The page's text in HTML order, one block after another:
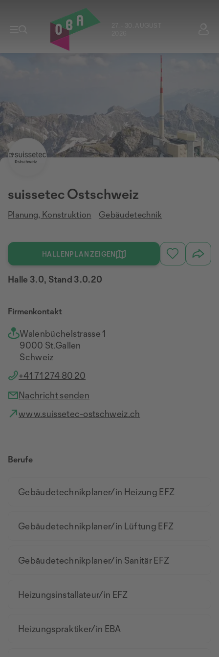
27. - 30. AUGUST
suissetec Ostschweiz
Planung, Konstruktion Gebäudetechnik
HALLENPLAN ZEIGEN
Halle 3.0, Stand 3.0.20
Firmenkontakt
Walenbüchelstrasse 1
9000 St.Gallen
Schweiz
+41 71 274 80 20
Nachricht senden
www.suissetec-ostschweiz.ch
Berufe
Gebäudetechnikplaner/in Heizung EFZ
Gebäudetechnikplaner/in Lüftung EFZ
Gebäudetechnikplaner/in Sanitär EFZ
Heizungsinstallateur/in EFZ
Heizungspraktiker/in EBA